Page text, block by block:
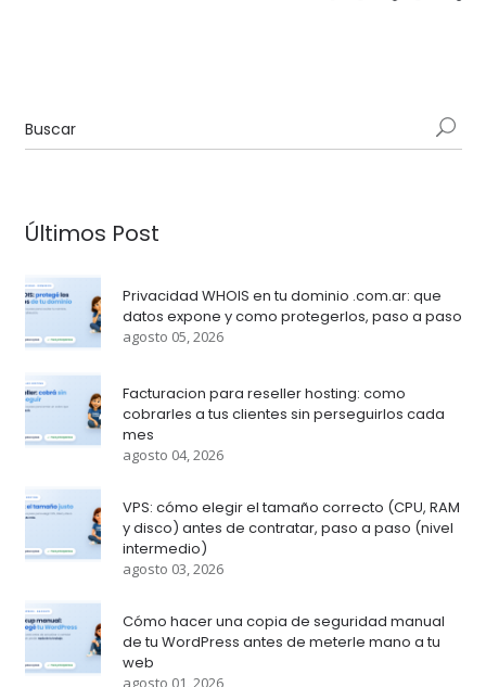
Últimos Post
Privacidad WHOIS en tu dominio .com.ar: que
datos expone y como protegerlos, paso a paso
agosto 05, 2026
Facturacion para reseller hosting: como
cobrarles a tus clientes sin perseguirlos cada
mes
agosto 04, 2026
VPS: cómo elegir el tamaño correcto (CPU, RAM
y disco) antes de contratar, paso a paso (nivel
intermedio)
agosto 03, 2026
Cómo hacer una copia de seguridad manual
de tu WordPress antes de meterle mano a tu
web
agosto 01, 2026